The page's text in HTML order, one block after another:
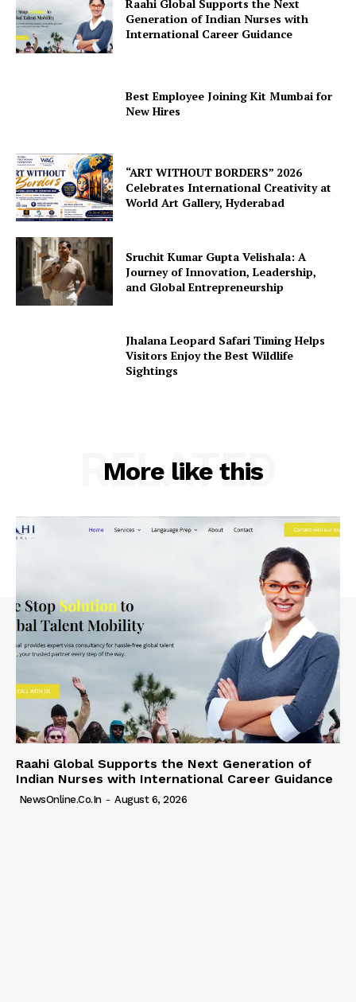
Raahi Global Supports the Next
Generation of Indian Nurses with
International Career Guidance
Best Employee Joining Kit Mumbai for
New Hires
“ART WITHOUT BORDERS” 2026
Celebrates International Creativity at
World Art Gallery, Hyderabad
Sruchit Kumar Gupta Velishala: A
Journey of Innovation, Leadership,
and Global Entrepreneurship
Jhalana Leopard Safari Timing Helps
Visitors Enjoy the Best Wildlife
Sightings
More like this
RELATED
Raahi Global Supports the Next Generation of
Indian Nurses with International Career Guidance
NewsOnline.co.in - August 6, 2026